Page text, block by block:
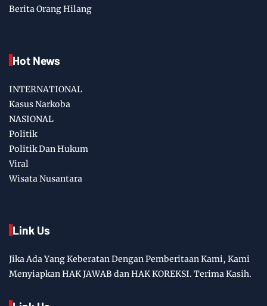
Berita Orang Hilang
Hot News
INTERNATIONAL
Kasus Narkoba
NASIONAL
Politik
Politik Dan Hukum
Viral
Wisata Nusantara
Link Us
Jika Ada Yang Keberatan Dengan Pemberitaan Kami, Kami
Menyiapkan HAK JAWAB dan HAK KOREKSI. Terima Kasih.